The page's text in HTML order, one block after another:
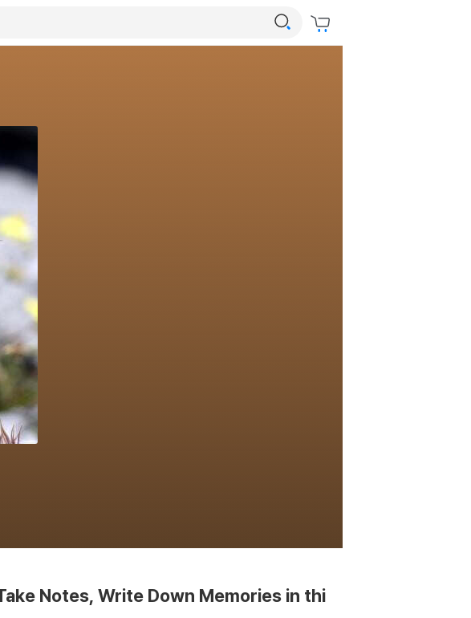
Notes, Write Down Memories in thi